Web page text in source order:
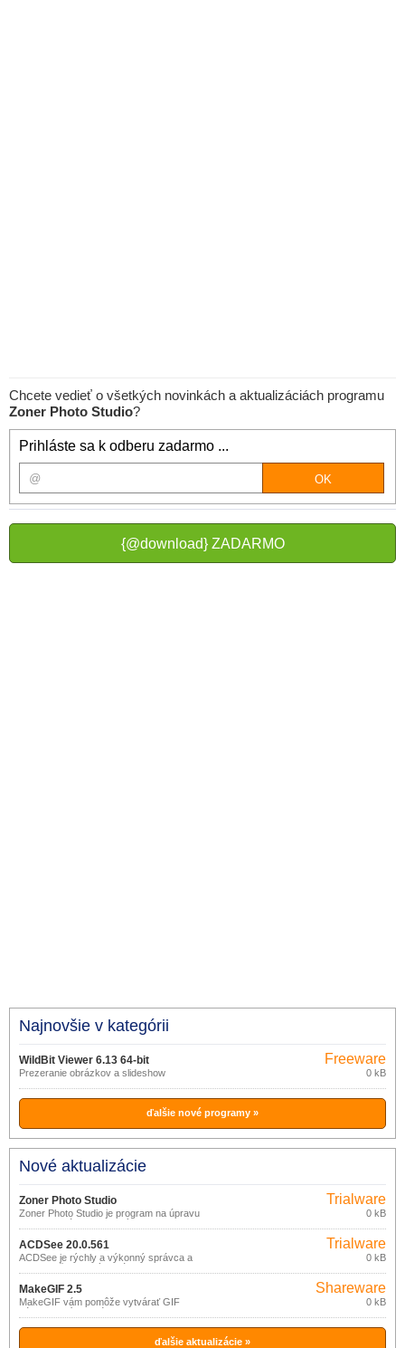
Chcete vedieť o všetkých novinkách a aktualizáciách programu
Zoner Photo Studio?
Prihláste sa k odberu zadarmo ...
{@download} ZADARMO
Najnovšie v kategórii
WildBit Viewer 6.13 64-bit
Prezeranie obrázkov a slideshow
Freeware
0 kB
ďalšie nové programy »
Nové aktualizácie
Zoner Photo Studio
Zoner Photo Studio je program na úpravu
fotiek a obrázkov vhodný pre
začiatočníkov ale aj pokročilejších
a náročnejších užívateľov od českej
spoločnosti Zoner. S týmto programom
môžete fotky nie len upravovať, ale
získate aj editáciu, správu a možnosť
zdieľať fotografie.
Trialware
0 kB
ACDSee 20.0.561
ACDSee je rýchly a výkonný správca a
prehliadač grafických súborov.
Trialware
0 kB
MakeGIF 2.5
MakeGIF vám pomôže vytvárať GIF
súbory z príkazového riadka v
dávkovom režime zo snímok formátu
BMP, JPEG (JPG), GIF, ICO, PSD,
Shareware
0 kB
ďalšie aktualizácie »